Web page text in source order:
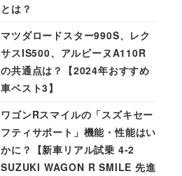
とは？
マツダロードスター990S、レク
サスIS500、アルピーヌA110R
の共通点は？【2024年おすすめ
車ベスト3】
ワゴンRスマイルの「スズキセー
フティサポート」機能・性能はい
かに？【新車リアル試乗 4-2
SUZUKI WAGON R SMILE 先進